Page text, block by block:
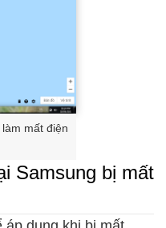
mất điện
Samsung bị mất